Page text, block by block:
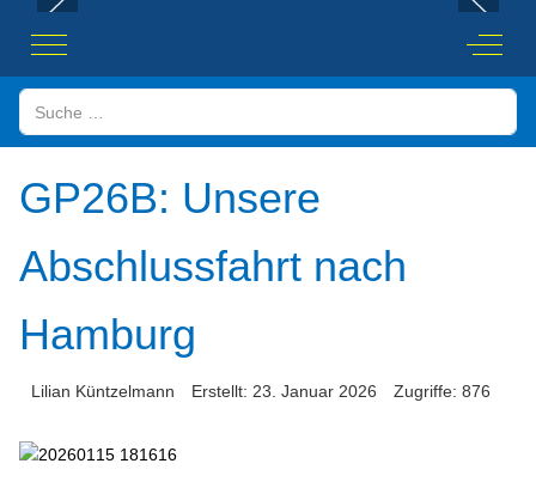
Mobile Menu Toggle Off-
Suchen
GP26B: Unsere
Abschlussfahrt nach
Hamburg
Lilian Küntzelmann Erstellt: 23. Januar 2026 Zugriffe: 876